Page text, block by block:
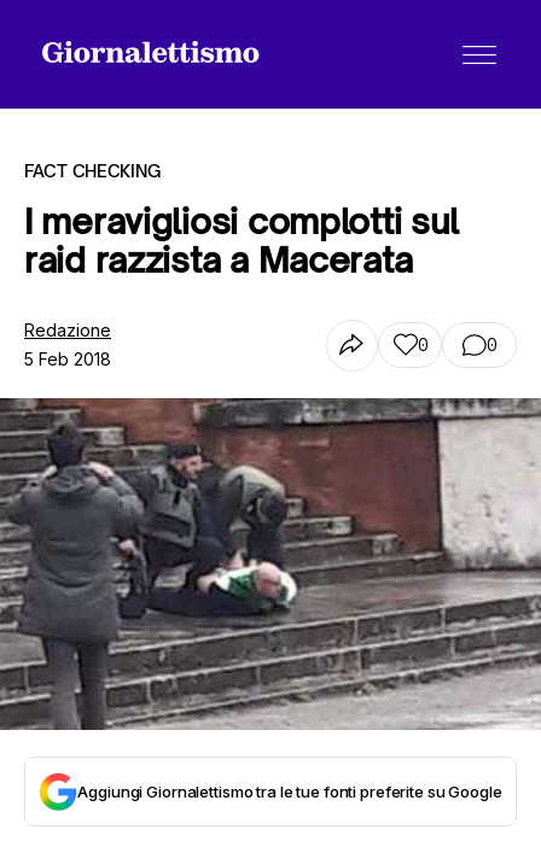
Tutti gli articoli
Chi siamo
Contatti
FACT CHECKING
I meravigliosi complotti sul
raid razzista a Macerata
Redazione
5 Feb 2018
0 0
Aggiungi Giornalettismo tra le tue fonti preferite su Google